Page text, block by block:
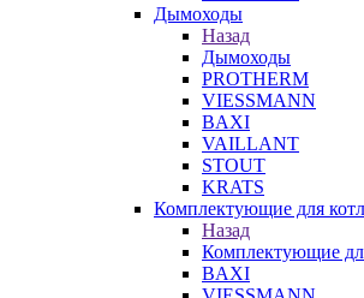
Дымоходы
Назад
Дымоходы
PROTHERM
VIESSMANN
BAXI
VAILLANT
STOUT
KRATS
Комплектующие для
Назад
Комплектующие
BAXI